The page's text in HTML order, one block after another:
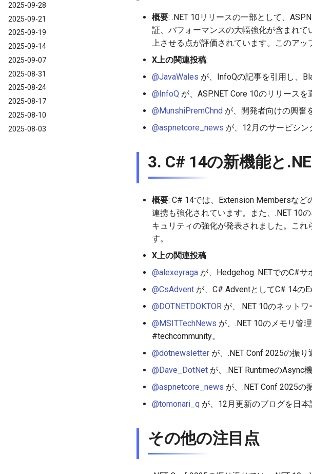
2025-09-28
2025-09-21
2025-09-19
2025-09-14
2025-09-07
2025-08-31
2025-08-24
2025-08-17
2025-08-10
2025-08-03
概要: .NET 10リリースの一部として、
証、パフォーマンスの大幅強化が含まれ
上させる点が評価されています。このアッ
X上の関連投稿:
@JavaWales が、InfoQの記事を引用し、
@InfoQ が、ASP.NET Core 10のリリースを
@MunshiPremChnd が、開発者向けの興奮
@aspnetcore_news が、12月のサービシン
3. C# 14の新機能と
概要: C# 14では、Extension Membersな
連携も強化されています。また、.NET 10
キュリティの強化が発表されました。これ
す。
X上の関連投稿:
@alexeyraga が、Hedgehog .NETでのC#
@CsAdvent が、C# AdventとしてC# 14の
@DOTNETDOKTOR が、.NET 10のネット
@MSITTechNews が、.NET 10のメモリ管
#techcommunity。
@dotnewsletter が、.NET Conf 2025の振
@Dave_DotNet が、.NET RuntimeのAsync
@aspnetcore_news が、.NET Conf 2025の
@tomonari_q が、12月更新のブログを日本
その他の注目点